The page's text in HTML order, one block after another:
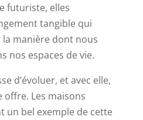
futuriste, elles
tangible qui
manière dont nous
nos espaces de vie.
d’évoluer, et avec elle,
offre. Les maisons
un bel exemple de cette